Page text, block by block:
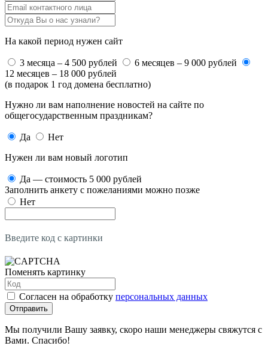
На какой период нужен сайт
3 месяца – 4 500 рублей
6 месяцев – 9 000 рублей
12 месяцев – 18 000 рублей
(в подарок 1 год домена бесплатно)
Нужно ли вам наполнение новостей на сайте по
общегосударственным праздникам?
Да
Нет
Нужен ли вам новый логотип
Да — стоимость 5 000 рублей
Заполнить анкету с пожеланиями можно позже
Нет
Введите код с картинки
Поменять картинку
Согласен на обработку персональных данных
Отправить
Мы получили Вашу заявку, скоро наши менеджеры свяжутся с
Вами. Спасибо!